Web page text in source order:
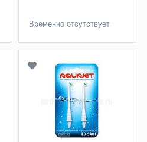
Временно отсутствует